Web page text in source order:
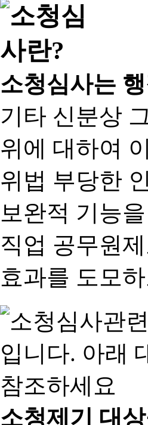
소청심사는
기타 신분상
위에 대하여
위법 부당한
보완적 기능
직업 공무원
효과를 도모
소청제기 대